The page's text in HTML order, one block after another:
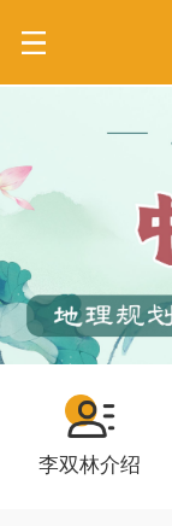
李双林介绍